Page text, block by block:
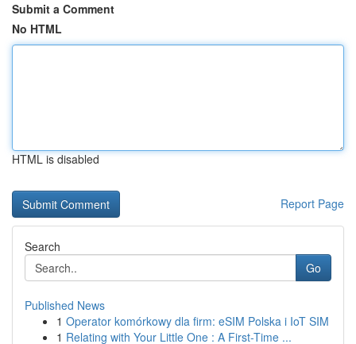
Submit a Comment
No HTML
HTML is disabled
Report Page
Search
Go
Published News
1 Operator komórkowy dla firm: eSIM Polska i IoT SIM
1 Relating with Your Little One : A First-Time ...